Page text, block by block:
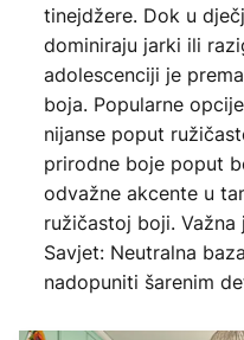
tinejdžere. Dok u
dominiraju jarki ili
adolescenciji je
boja. Popularne
nijanse poput
prirodne boje poput
odvažne akcente u
ružičastoj boji.
Savjet: Neutralna
nadopuniti šarenim